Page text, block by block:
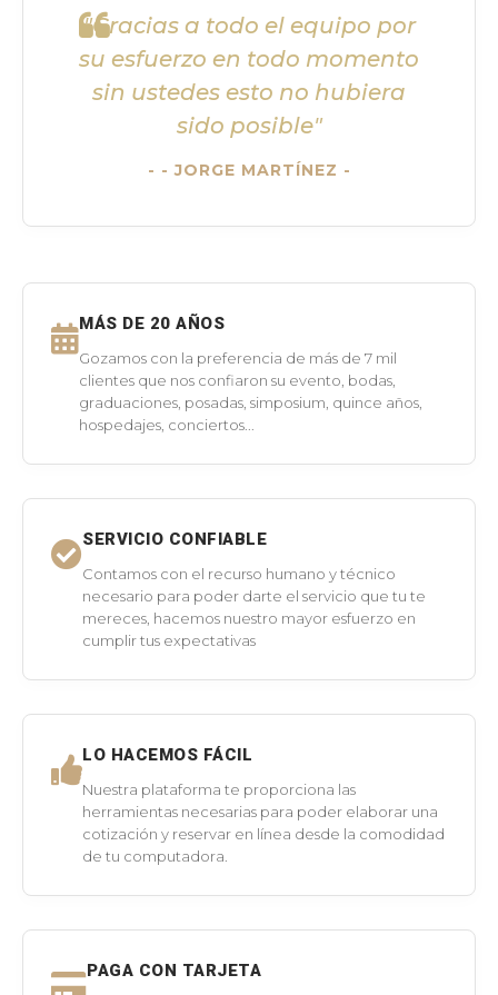
"Gracias a todo el equipo por
su esfuerzo en todo momento
sin ustedes esto no hubiera
sido posible"
- JORGE MARTÍNEZ -
MÁS DE 20 AÑOS
Gozamos con la preferencia de más de 7 mil
clientes que nos confiaron su evento, bodas,
graduaciones, posadas, simposium, quince años,
hospedajes, conciertos...
SERVICIO CONFIABLE
Contamos con el recurso humano y técnico
necesario para poder darte el servicio que tu te
mereces, hacemos nuestro mayor esfuerzo en
cumplir tus expectativas
LO HACEMOS FÁCIL
Nuestra plataforma te proporciona las
herramientas necesarias para poder elaborar una
cotización y reservar en línea desde la comodidad
de tu computadora.
PAGA CON TARJETA